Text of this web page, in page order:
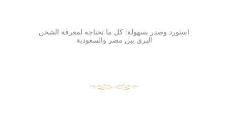
استورد وصدر بسهولة: كل ما تحتاجه لمعرفة الشحن
البري بين مصر والسعودية